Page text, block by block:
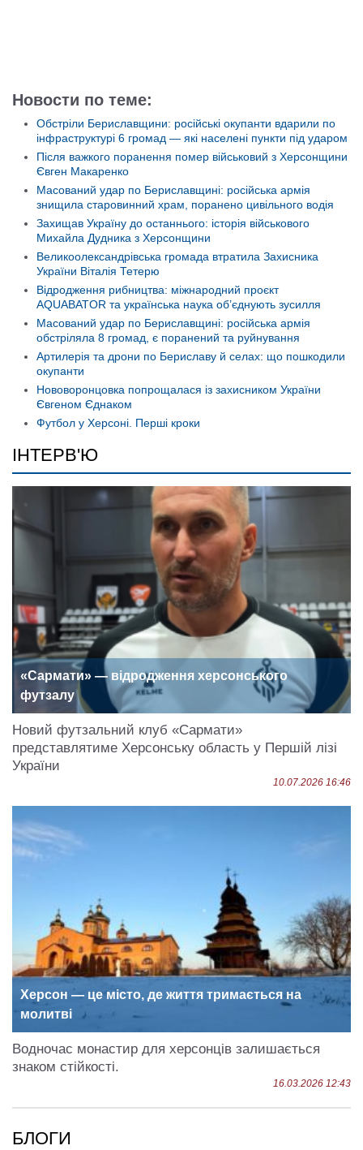
Новости по теме:
Обстріли Бериславщини: російські окупанти вдарили по
інфраструктурі 6 громад — які населені пункти під ударом
Після важкого поранення помер військовий з Херсонщини
Євген Макаренко
Масований удар по Бериславщині: російська армія
знищила старовинний храм, поранено цивільного водія
Захищав Україну до останнього: історія військового
Михайла Дудника з Херсонщини
Великоолександрівська громада втратила Захисника
України Віталія Тетерю
Відродження рибництва: міжнародний проєкт
AQUABATOR та українська наука об’єднують зусилля
Масований удар по Бериславщині: російська армія
обстріляла 8 громад, є поранений та руйнування
Артилерія та дрони по Бериславу й селах: що пошкодили
окупанти
Нововоронцовка попрощалася із захисником України
Євгеном Єднаком
Футбол у Херсоні. Перші кроки
ІНТЕРВ'Ю
«Сармати» — відродження херсонського
футзалу
Новий футзальний клуб «Сармати»
представлятиме Херсонську область у Першій лізі
України
10.07.2026 16:46
Херсон — це місто, де життя тримається на
молитві
Водночас монастир для херсонців залишається
знаком стійкості.
16.03.2026 12:43
БЛОГИ